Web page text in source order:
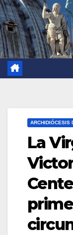
ARCHIDIÓCESIS
La